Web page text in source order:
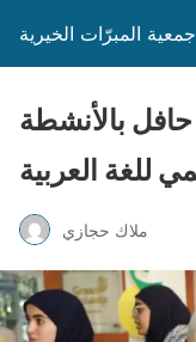
جمعية المبرّات الخيرية
بالأنشطة
للغة العربية
ملاك حجازي